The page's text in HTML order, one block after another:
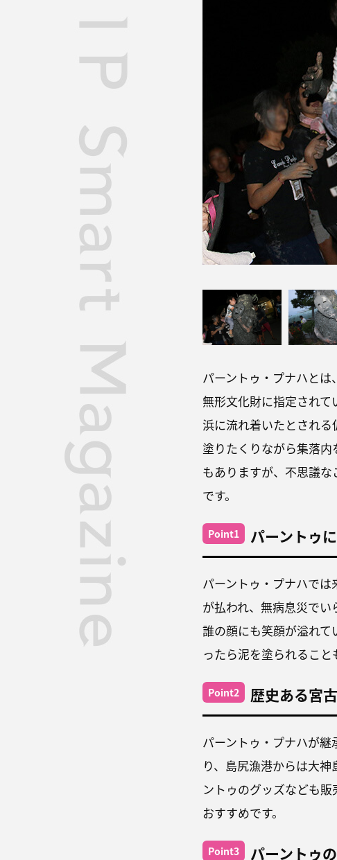
パーントゥ・プナハと
無形文化財に指定されて
浜に流れ着いたとされ
塗りたくりながら集落内
もありますが、不思議
です。
Point1 パーントゥ
パーントゥ・プナハで
が払われ、無病息災で
誰の顔にも笑顔が溢れ
ったら泥を塗られること
Point2 歴史ある宮
パーントゥ・プナハが
り、島尻漁港からは大
ントゥのグッズなども
おすすめです。
Point3 パーントゥ